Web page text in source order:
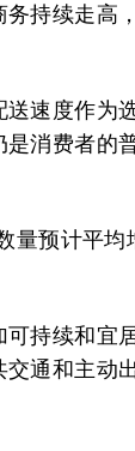
持续走高
速度作为
消费者的
量预计平均
可持续和宜
通和主动